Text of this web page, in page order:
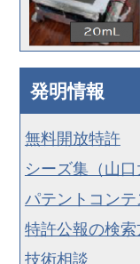
発明情報
無料開放特許
シーズ集（山口
パテントコン
特許公報の検
技術相談